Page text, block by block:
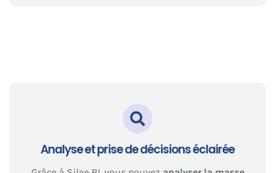
Analyse et prise de décisions éclairée